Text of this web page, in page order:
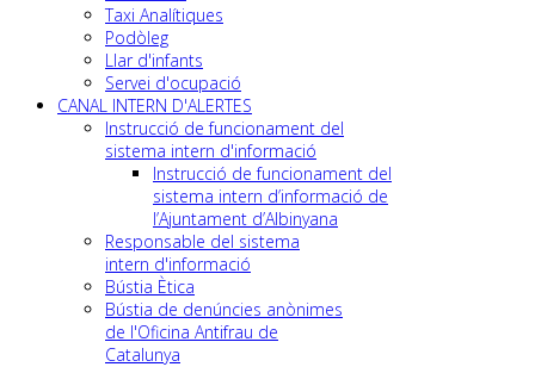
Taxi Analítiques
Podòleg
Llar d'infants
Servei d'ocupació
CANAL INTERN D'ALERTES
Instrucció de funcionament del
sistema intern d'informació
Instrucció de funcionament del
sistema intern d’informació de
l’Ajuntament d’Albinyana
Responsable del sistema
intern d'informació
Bústia Ètica
Bústia de denúncies anònimes
de l'Oficina Antifrau de
Catalunya